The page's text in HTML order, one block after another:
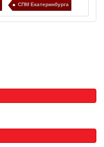
СПМ Екатеринбурга